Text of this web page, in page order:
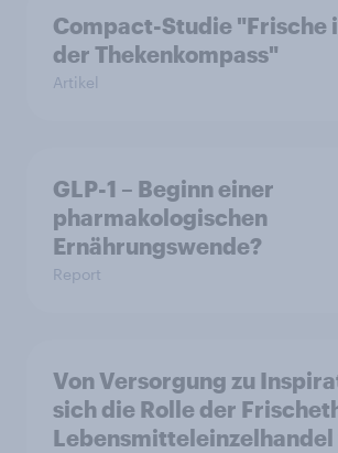
Compact-Studie "Frische
der Thekenkompass"
Artikel
GLP-1 – Beginn einer
pharmakologischen
Ernährungswende?
Report
Von Versorgung zu
sich die Rolle der